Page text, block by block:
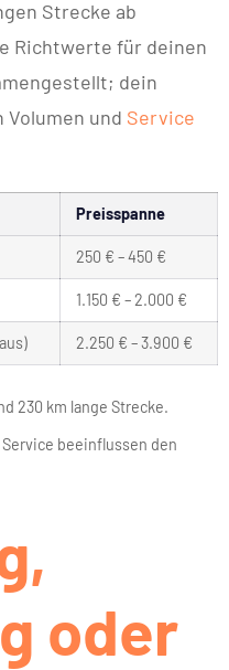
Strecke ab
Richtwerte für deinen
dein
und Service
Preisspanne
250 € – 450 €
1.150 € – 2.000 €
2.250 € – 3.900 €
230 km lange Strecke.
beeinflussen den
oder